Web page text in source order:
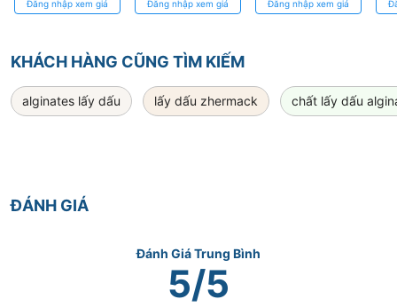
- Độ chính xác
Đăng nhập xem giá
cho nha khoa
Đăng nhập xem giá
khoa
Đăng nhập xem giá
KHÁCH HÀNG CŨNG TÌM KIẾM
alginates lấy dấu lấy dấu zhermack chất lấy dấu
ĐÁNH GIÁ
Đánh Giá Trung Bình
5/5